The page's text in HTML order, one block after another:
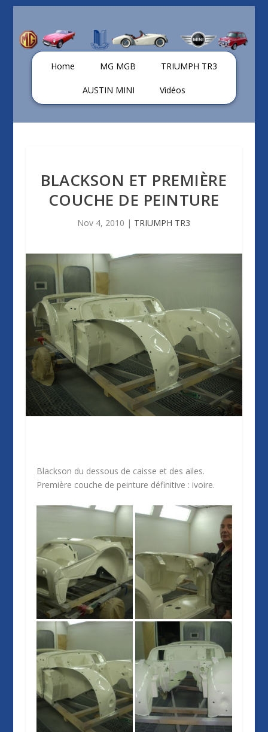
Home MG MGB TRIUMPH TR3
AUSTIN MINI Vidéos
BLACKSON ET PREMIÈRE
COUCHE DE PEINTURE
Nov 4, 2010 | TRIUMPH TR3
Blackson du dessous de caisse et des ailes.
Première couche de peinture définitive : ivoire.